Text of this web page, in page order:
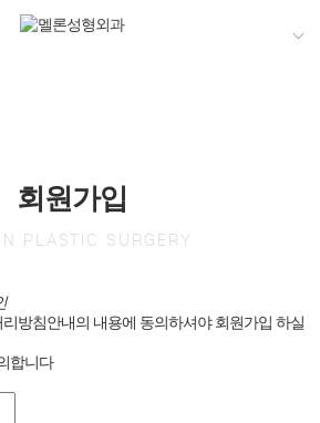
회원가입
PLASTIC SURGERY
방침안내의 내용에 동의하셔야 회원가입 하실
합니다